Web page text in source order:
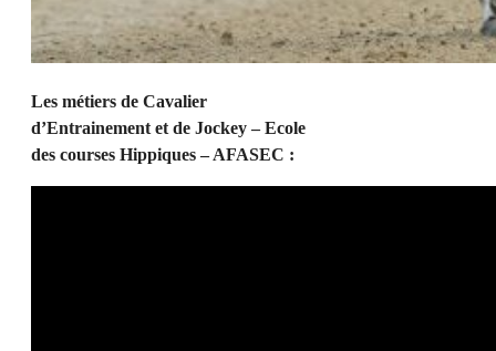
Les métiers de Cavalier
d’Entrainement et de Jockey – Ecole
des courses Hippiques – AFASEC :